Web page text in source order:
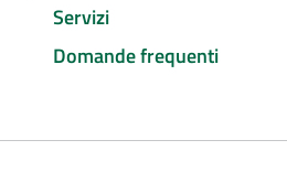
Servizi
Domande frequenti